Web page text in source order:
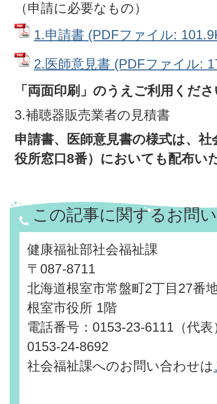
（申請に必要なもの）
1.申請書 (PDFファイル:
2.医師意見書 (PDFファイル:
「両面印刷」のうえご利用くだ
3.補聴器販売業者の見積書
申請書、医師意見書の様式は、
役所窓口8番）においても配布い
この記事に関するお問
健康福祉部社会福祉課
〒087-8711
北海道根室市常盤町2丁目27番
根室市役所 1階
電話番号：0153-23-6111（代
0153-24-8692
社会福祉課へのお問い合わせは